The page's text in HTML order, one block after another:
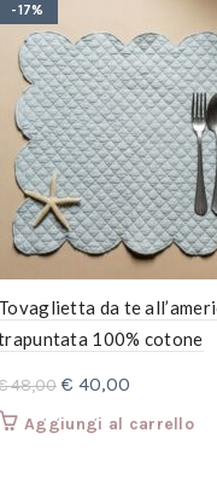
-17%
Tovaglietta da te
100% cotone
48,00 Il
prezzo
€ 40,00
prezzo
Aggiungi al carrello